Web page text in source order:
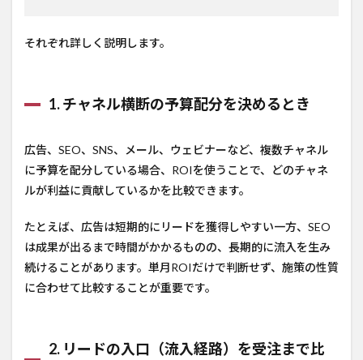
それぞれ詳しく説明します。
1. チャネル横断の予算配分を決めるとき
広告、SEO、SNS、メール、ウェビナーなど、複数チャネル
に予算を配分している場合、ROIを使うことで、どのチャネ
ルが利益に貢献しているかを比較できます。
たとえば、広告は短期的にリードを獲得しやすい一方、SEO
は成果が出るまで時間がかかるものの、長期的に流入を生み
続けることがあります。単月ROIだけで判断せず、施策の性質
に合わせて比較することが重要です。
2. リードの入口（流入経路）を受注まで比